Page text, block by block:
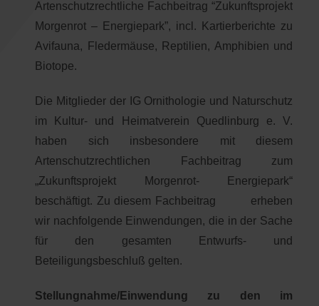
Artenschutzrechtliche Fachbeitrag “Zukunftsprojekt
Morgenrot – Energiepark”, incl. Kartierberichte zu
Avifauna, Fledermäuse, Reptilien, Amphibien und
Biotope.
Die Mitglieder der IG Ornithologie und Naturschutz
im Kultur- und Heimatverein Quedlinburg e. V.
haben sich insbesondere mit diesem
Artenschutzrechtlichen Fachbeitrag zum
„Zukunftsprojekt Morgenrot- Energiepark“
beschäftigt. Zu diesem Fachbeitrag erheben
wir nachfolgende Einwendungen, die in der Sache
für den gesamten Entwurfs- und
Beteiligungsbeschluß gelten.
Stellungnahme/Einwendung zu den im